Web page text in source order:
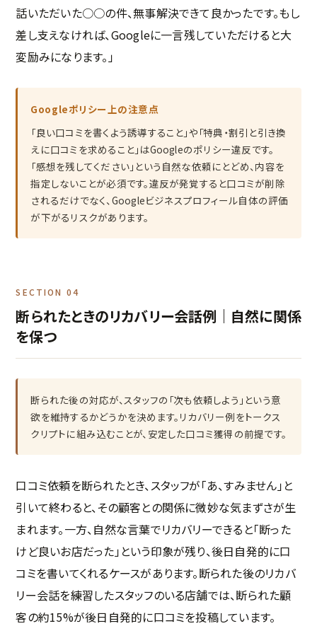
話いただいた○○の件、無事解決できて良かったです。もし
差し支えなければ、Googleに一言残していただけると大
変励みになります。」
Googleポリシー上の注意点
「良い口コミを書くよう誘導すること」や「特典・割引と引き換
えに口コミを求めること」はGoogleのポリシー違反です。
「感想を残してください」という自然な依頼にとどめ、内容を
指定しないことが必須です。違反が発覚すると口コミが削除
されるだけでなく、Googleビジネスプロフィール自体の評価
が下がるリスクがあります。
SECTION 04
断られたときのリカバリー会話例｜自然に関係
を保つ
断られた後の対応が、スタッフの「次も依頼しよう」という意
欲を維持するかどうかを決めます。リカバリー例をトークス
クリプトに組み込むことが、安定した口コミ獲得の前提です。
口コミ依頼を断られたとき、スタッフが「あ、すみません」と
引いて終わると、その顧客との関係に微妙な気まずさが生
まれます。一方、自然な言葉でリカバリーできると「断った
けど良いお店だった」という印象が残り、後日自発的に口
コミを書いてくれるケースがあります。断られた後のリカバ
リー会話を練習したスタッフのいる店舗では、断られた顧
客の約15%が後日自発的に口コミを投稿しています。